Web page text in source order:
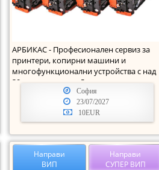
АРБИКАС - Професионален сервиз за
принтери, копирни машини и
многофункционални устройства с над
30 годишен опит. Директе
София
23/07/2027
10EUR
Направи
ВИП
Направи
СУПЕР ВИП